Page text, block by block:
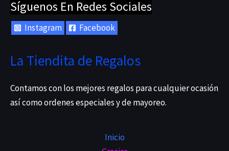
Síguenos En Redes Sociales
Instagram Facebook
La Tiendita de Regalos
Contamos con los mejores regalos para cualquier ocasión
así como ordenes especiales y de mayoreo.
Inicio